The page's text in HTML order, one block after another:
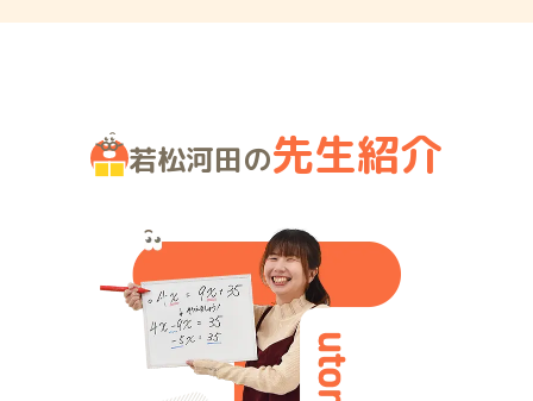
若松河田の先生紹介